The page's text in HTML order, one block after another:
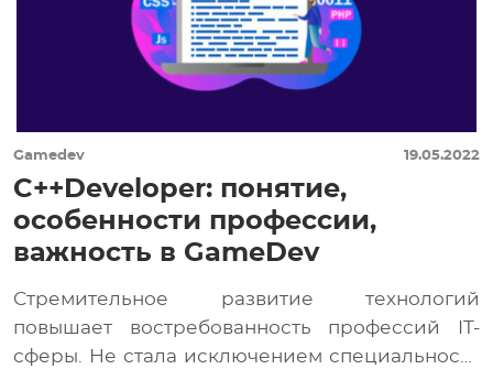
Gamedev 19.05.2022
C++Developer: понятие,
особенности профессии,
важность в GameDev
Стремительное развитие технологий
повышает востребованность профессий IT-
сферы. Не стала исключением специальность